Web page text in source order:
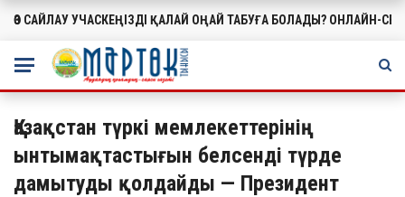
МАҢЫЗДЫ
ӨЗ САЙЛАУ УЧАСКЕҢІЗДІ ҚАЛАЙ ОҢАЙ ТАБУҒА БОЛАДЫ? ОНЛАЙН-
Қазақстан түркі мемлекеттерінің
ынтымақтастығын белсенді түрде
дамытуды қолдайды — Президент